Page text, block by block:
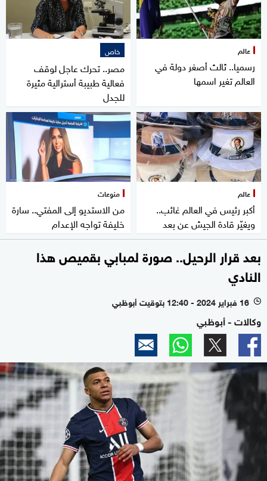
عالم
رسميا.. ثالث أصغر دولة في
العالم تغير اسمها
خاص
مصر.. تحرك عاجل لوقف
فعالية طبيبة أسترالية مثيرة
للجدل
عالم
أكبر رئيس في العالم غائب..
ويغيّر قادة الجيش عن بعد
منوعات
من الاستديو إلى المفتي.. سارة
خليفة تواجه الإعدام
بعد قرار الرحيل.. صورة لمبابي بقميص هذا
النادي
l 16 فبراير 2024 - 12:40 بتوقيت أبوظبي
وكالات - أبوظبي